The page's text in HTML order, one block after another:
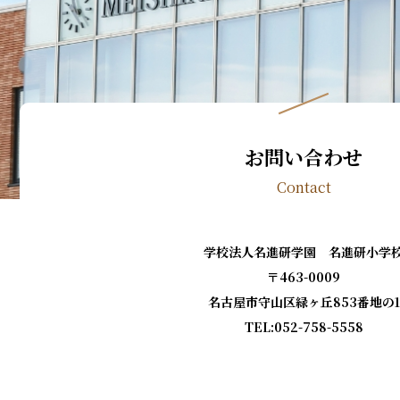
お問い合わせ
Contact
学校法人名進研学園 名進研小学
〒463-0009
名古屋市守山区緑ヶ丘853番地の1
TEL:052-758-5558